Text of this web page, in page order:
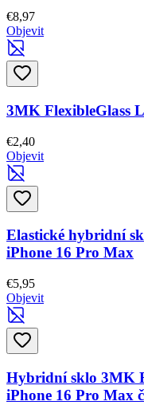
€8,97
Objevit
3MK FlexibleGlass
€2,40
Objevit
Elastické hybridní
iPhone 16 Pro Max
€5,95
Objevit
Hybridní sklo 3MK
iPhone 16 Pro Max